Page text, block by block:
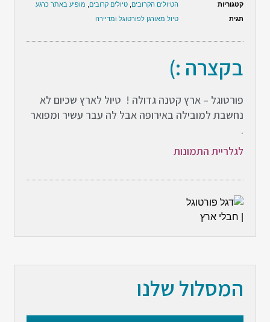
קטגוריות הטיולים הקרובים טיולים קרובים
מופיע באתר כרגע
תגית
טיול מאורגן לפורטוגל ומדיירה
בקצרה :)
פורטוגל – ארץ קטנה גדולה ! טיול לארץ שכיום לא
נחשבת למובילה באירופה אבל לה עבר עשיר ומפואר
.
לגלריית התמונות
המסלול שלנו